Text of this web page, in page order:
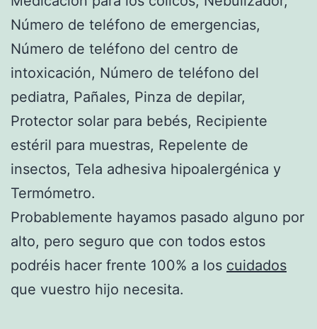
Número de teléfono de emergencias,
Número de teléfono del centro de
intoxicación, Número de teléfono del
pediatra, Pañales, Pinza de depilar,
Protector solar para bebés, Recipiente
estéril para muestras, Repelente de
insectos, Tela adhesiva hipoalergénica y
Termómetro.
Probablemente hayamos pasado alguno por
alto, pero seguro que con todos estos
podréis hacer frente 100% a los cuidados
que vuestro hijo necesita.